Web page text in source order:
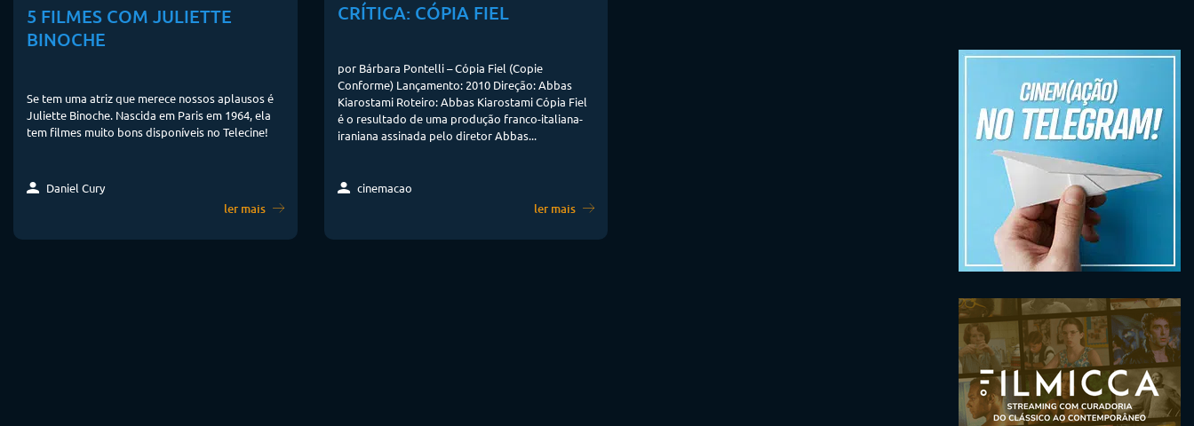
5 FILMES COM JULIETTE
BINOCHE
Se tem uma atriz que merece nossos aplausos é
Juliette Binoche. Nascida em Paris em 1964, ela
tem filmes muito bons disponíveis no Telecine!
Daniel Cury
ler mais
CRÍTICA: CÓPIA FIEL
por Bárbara Pontelli – Cópia Fiel (Copie
Conforme) Lançamento: 2010 Direção: Abbas
Kiarostami Roteiro: Abbas Kiarostami Cópia Fiel
é o resultado de uma produção franco-italiana-
iraniana assinada pelo diretor Abbas...
cinemacao
ler mais